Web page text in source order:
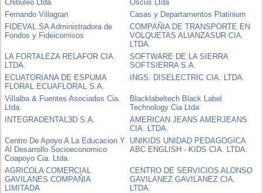
Chibuleo Ltda
Oscus Ltda
Fernando Villagran
Casas y Departamentos Platinium
FIDEVAL SA Administradora de
Fondos y Fideicomisos
COMPAÑIA DE TRANSPORTE EN
VOLQUETAS ALIANZASUR CIA.
LTDA.
LA FORTALEZA RELAFOR CIA.
LTDA.
SOFTWARE DE LA SIERRA
SOFTSIERRA S.A.
ECUATORIANA DE ESPUMA
FLORAL ECUAFLORAL S.A.
INGS. DISELECTRIC CIA. LTDA.
Villalba & Fuentes Asociados Cia.
Ltda.
Blacklabeltech Black Label
Technology Cia Ltda
INTEGRADENTAL3D S.A.
AMERICAN JEANS AMERJEANS
CIA. LTDA.
Centro De Apoyo A La Educacion Y
Al Desarrollo Socioeconomico
Coapoyo Cia. Ltda.
UNIKIDS UNIDAD PEDAGOGICA
ABC ENGLISH - KIDS CIA. LTDA.
AGRICOLA COMERCIAL
GAVILANES COMPAÑIA
LIMITADA
CENTRO DE SERVICIOS ALONSO
GAVILANEZ GAVILANEZ CIA.
LTDA.